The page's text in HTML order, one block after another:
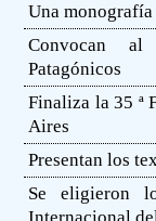
Una
Convocan
Patagónicos
Finaliza la 35 ª
Aires
Presentan los
Se eligieron